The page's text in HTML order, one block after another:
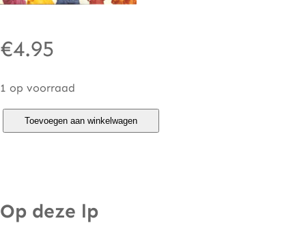
€4.95
1 op voorraad
L
Toevoegen aan winkelwagen
Op deze lp